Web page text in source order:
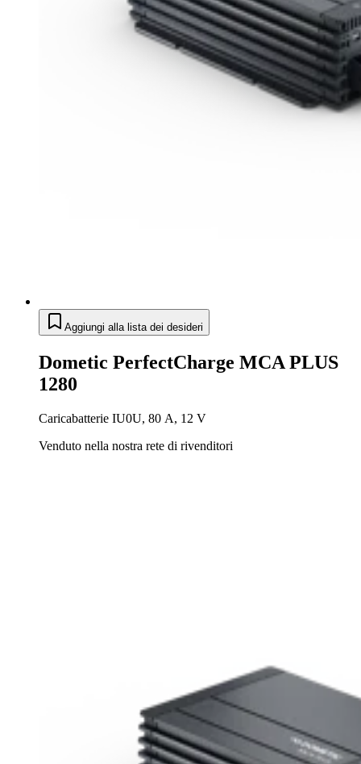
Aggiungi alla lista dei desideri
Dometic PerfectCharge MCA PLUS
1280
Caricabatterie IU0U, 80 A, 12 V
Venduto nella nostra rete di rivenditori